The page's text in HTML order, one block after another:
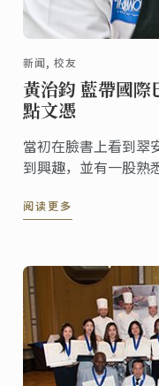
新闻, 校友
黃治鈞 藍帶國
點文憑
當初在臉書上看到翠
到興趣，並有一股熟
藝學院巴黎校區2012
阅读更多